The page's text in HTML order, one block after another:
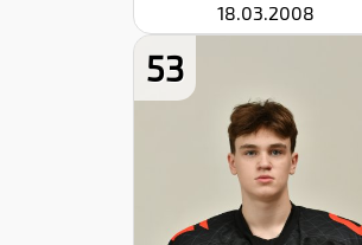
18.03.2008
53
178
Вес:
64
Хват клюшки:
Правый